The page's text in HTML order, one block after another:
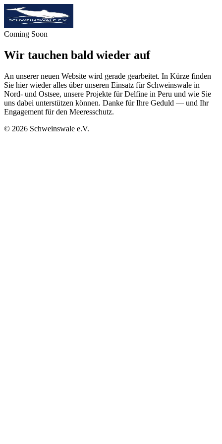
Coming Soon
Wir tauchen bald wieder auf
An unserer neuen Website wird gerade gearbeitet. In Kürze finden
Sie hier wieder alles über unseren Einsatz für Schweinswale in
Nord- und Ostsee, unsere Projekte für Delfine in Peru und wie Sie
uns dabei unterstützen können. Danke für Ihre Geduld — und Ihr
Engagement für den Meeresschutz.
© 2026 Schweinswale e.V.